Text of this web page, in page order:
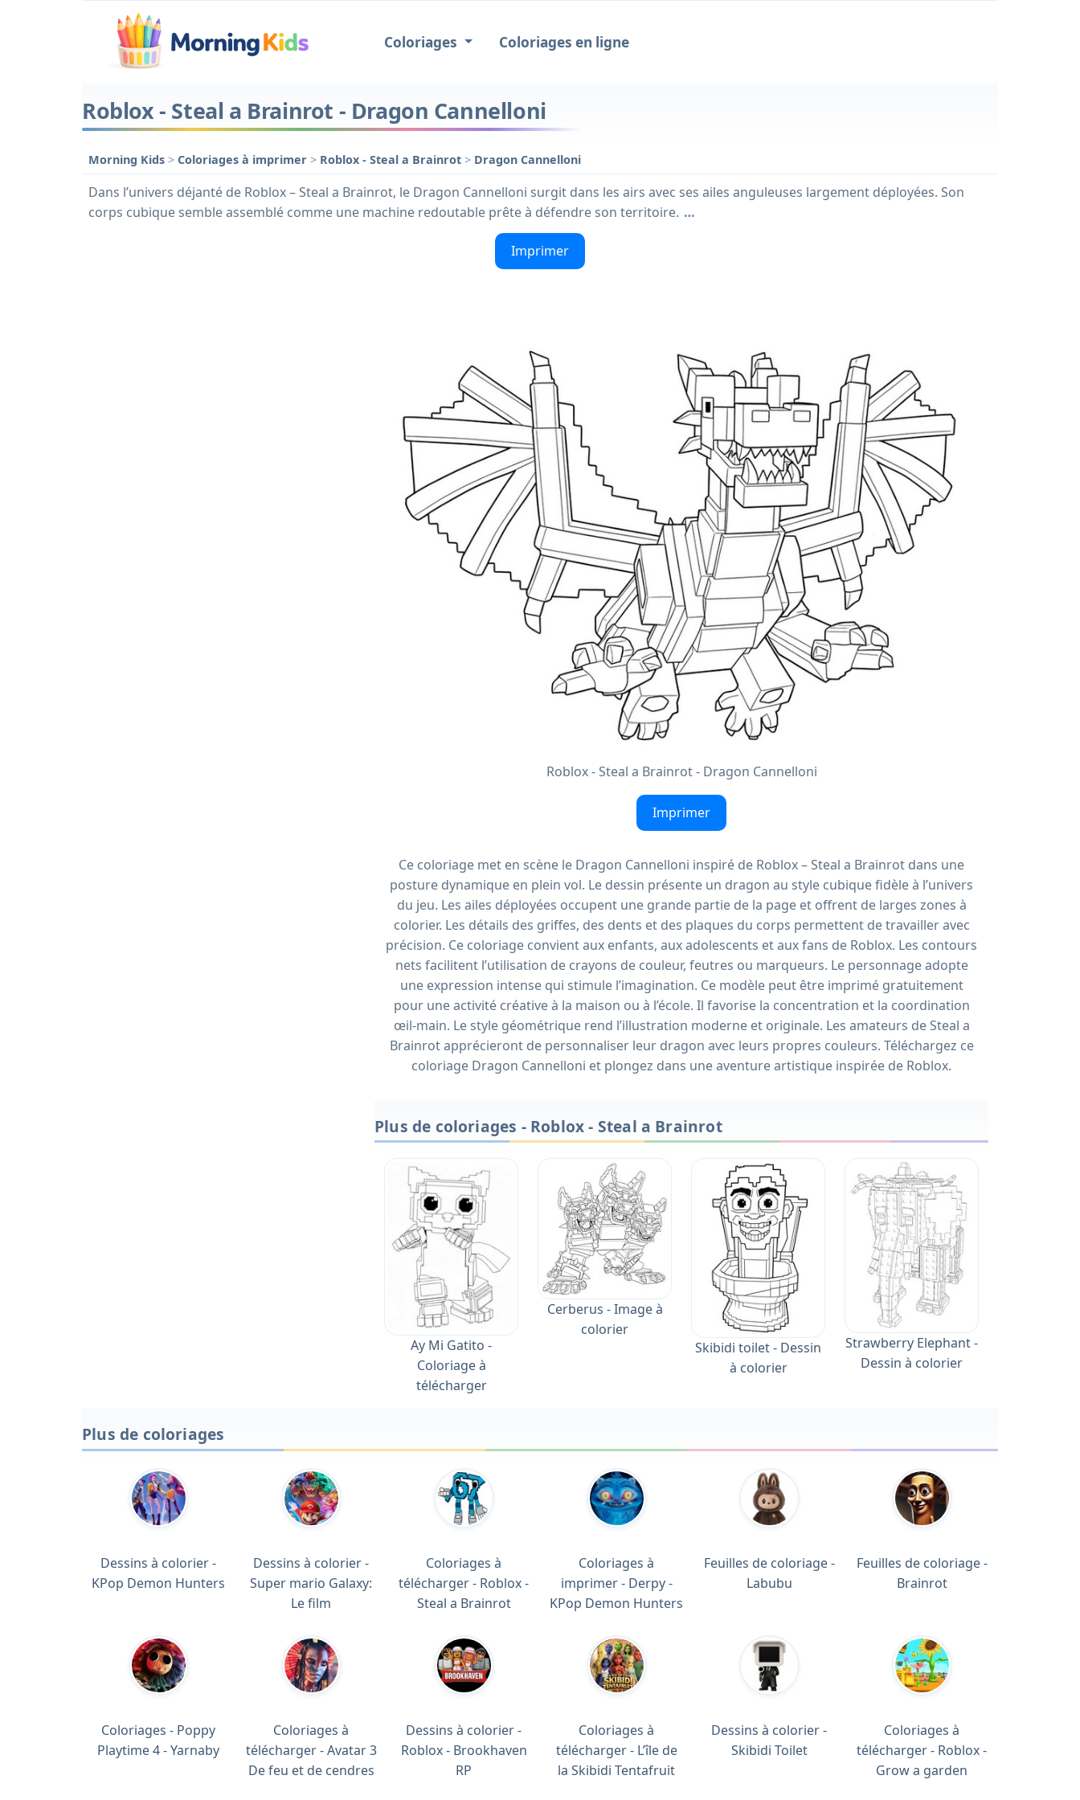
Coloriages Coloriages en ligne
Roblox - Steal a Brainrot - Dragon Cannelloni
Morning Kids > Coloriages à imprimer > Roblox - Steal a Brainrot > Dragon Cannelloni
Dans l’univers déjanté de Roblox – Steal a Brainrot, le Dragon Cannelloni surgit dans les airs avec ses ailes anguleuses largement déployées. Son
corps cubique semble assemblé comme une machine redoutable prête à défendre son territoire. …
Imprimer
Roblox - Steal a Brainrot - Dragon Cannelloni
Imprimer
Ce coloriage met en scène le Dragon Cannelloni inspiré de Roblox – Steal a Brainrot dans une
posture dynamique en plein vol. Le dessin présente un dragon au style cubique fidèle à l’univers
du jeu. Les ailes déployées occupent une grande partie de la page et offrent de larges zones à
colorier. Les détails des griffes, des dents et des plaques du corps permettent de travailler avec
précision. Ce coloriage convient aux enfants, aux adolescents et aux fans de Roblox. Les contours
nets facilitent l’utilisation de crayons de couleur, feutres ou marqueurs. Le personnage adopte
une expression intense qui stimule l’imagination. Ce modèle peut être imprimé gratuitement
pour une activité créative à la maison ou à l’école. Il favorise la concentration et la coordination
œil-main. Le style géométrique rend l’illustration moderne et originale. Les amateurs de Steal a
Brainrot apprécieront de personnaliser leur dragon avec leurs propres couleurs. Téléchargez ce
coloriage Dragon Cannelloni et plongez dans une aventure artistique inspirée de Roblox.
Plus de coloriages - Roblox - Steal a Brainrot
Ay Mi Gatito -
Coloriage à
télécharger
Cerberus - Image à
colorier
Skibidi toilet - Dessin
à colorier
Strawberry Elephant -
Dessin à colorier
Plus de coloriages
Dessins à colorier -
KPop Demon Hunters
Dessins à colorier -
Super mario Galaxy:
Le film
Coloriages à
télécharger - Roblox -
Steal a Brainrot
Coloriages à
imprimer - Derpy -
KPop Demon Hunters
Feuilles de coloriage -
Labubu
Feuilles de coloriage -
Brainrot
Coloriages - Poppy
Playtime 4 - Yarnaby
Coloriages à
télécharger - Avatar 3
De feu et de cendres
Dessins à colorier -
Roblox - Brookhaven
RP
Coloriages à
télécharger - L’île de
la Skibidi Tentafruit
Dessins à colorier -
Skibidi Toilet
Coloriages à
télécharger - Roblox -
Grow a garden